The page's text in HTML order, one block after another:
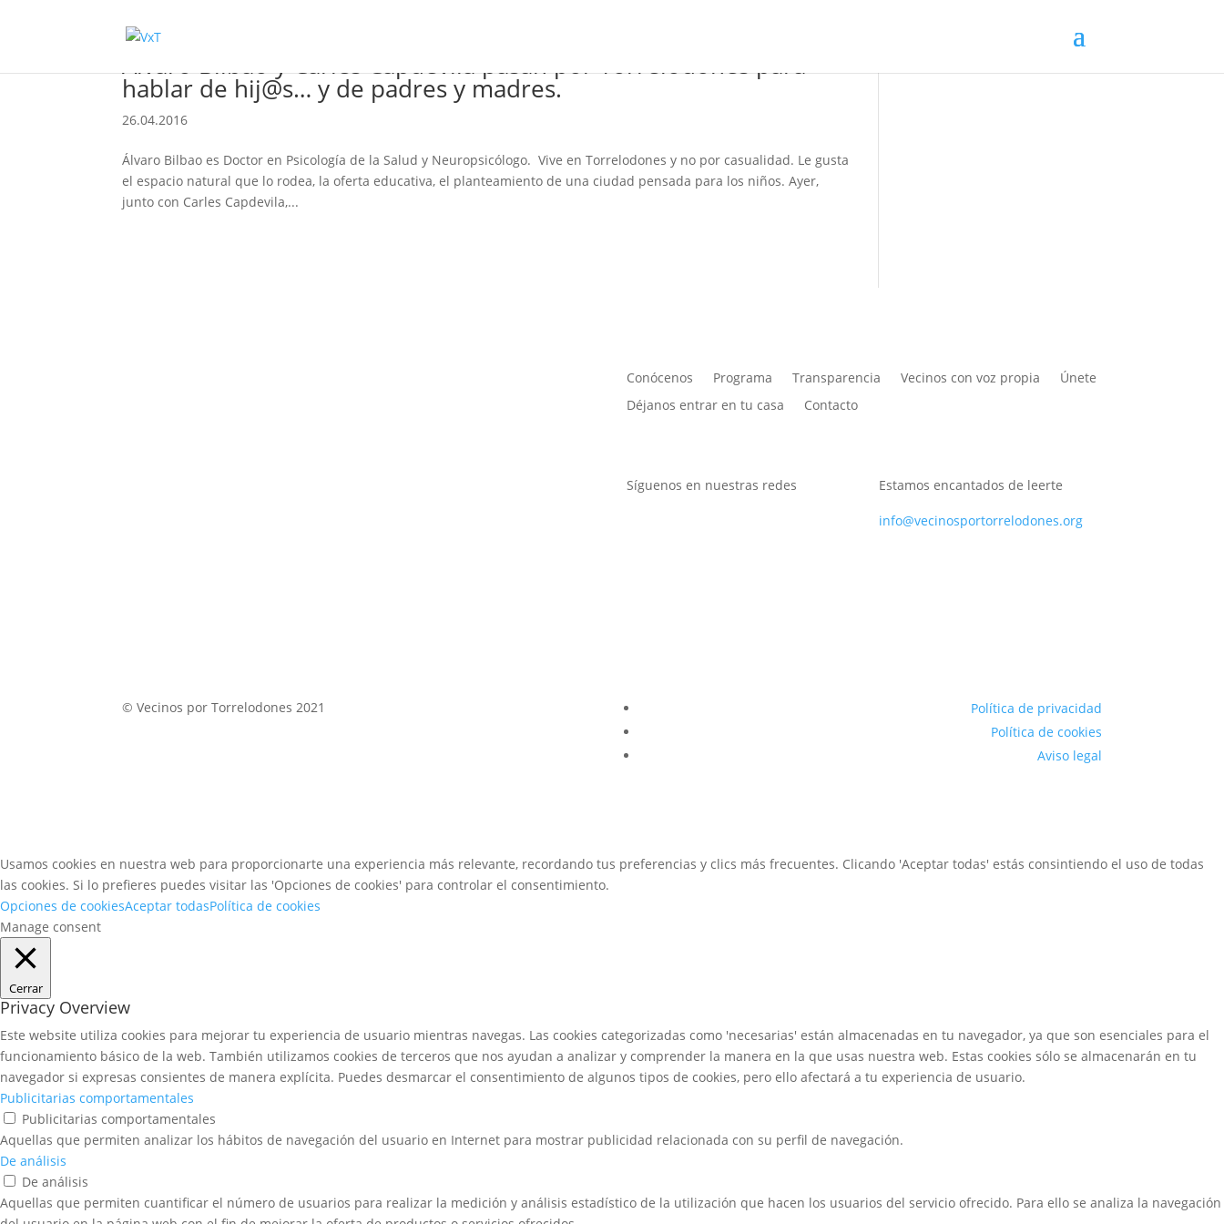
Álvaro Bilbao y Carles Capdevila pasan por Torrelodones para
hablar de hij@s… y de padres y madres.
26.04.2016
Álvaro Bilbao es Doctor en Psicología de la Salud y Neuropsicólogo. Vive en Torrelodones y no por casualidad. Le gusta
el espacio natural que lo rodea, la oferta educativa, el planteamiento de una ciudad pensada para los niños. Ayer,
junto con Carles Capdevila,...
Conócenos Programa Transparencia Vecinos con voz propia
Únete
Déjanos entrar en tu casa
Contacto
Síguenos en nuestras redes Estamos encantados de leerte
info@vecinosportorrelodones.org
© Vecinos por Torrelodones 2021
Política de privacidad
Política de cookies
Aviso legal
Usamos cookies en nuestra web para proporcionarte una experiencia más relevante, recordando tus preferencias y clics más frecuentes. Clicando 'Aceptar todas' estás consintiendo el uso de todas
las cookies. Si lo prefieres puedes visitar las 'Opciones de cookies' para controlar el consentimiento.
Opciones de cookiesAceptar todasPolítica de cookies
Manage consent
Cerrar
Privacy Overview
Este website utiliza cookies para mejorar tu experiencia de usuario mientras navegas. Las cookies categorizadas como 'necesarias' están almacenadas en tu navegador, ya que son esenciales para el
funcionamiento básico de la web. También utilizamos cookies de terceros que nos ayudan a analizar y comprender la manera en la que usas nuestra web. Estas cookies sólo se almacenarán en tu
navegador si expresas consientes de manera explícita. Puedes desmarcar el consentimiento de algunos tipos de cookies, pero ello afectará a tu experiencia de usuario.
Publicitarias comportamentales
Publicitarias comportamentales
Aquellas que permiten analizar los hábitos de navegación del usuario en Internet para mostrar publicidad relacionada con su perfil de navegación.
De análisis
De análisis
Aquellas que permiten cuantificar el número de usuarios para realizar la medición y análisis estadístico de la utilización que hacen los usuarios del servicio ofrecido. Para ello se analiza la navegación